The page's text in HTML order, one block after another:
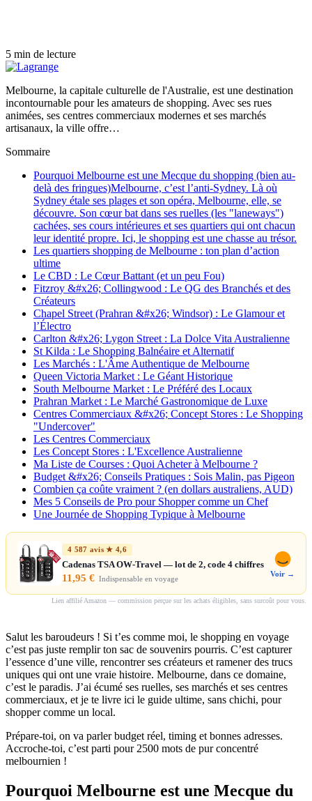
5 min de lecture
Melbourne, la capitale culturelle de l'Australie, est une destination
incontournable pour les amateurs de shopping. Avec ses rues
animées, ses centres commerciaux modernes et ses marchés
artisanaux, la ville offre…
Sommaire
Pourquoi Melbourne est une Mecque du shopping (bien au-
delà des fringues)Melbourne, c’est l’anti-Sydney. Là où
Sydney étale ses plages et son opéra, Melbourne, elle, se
découvre. Son cœur bat dans ses ruelles (les "laneways")
cachées, ses cours intérieures et ses quartiers qui ont chacun
leur identité propre. Ici, le shopping est une chasse au trésor.
Les quartiers shopping de Melbourne : ton plan d’action
ultime
Le CBD : Le Cœur Battant (et un peu Fou)
Fitzroy &#x26; Collingwood : Le QG des Branchés et des
Créateurs
Chapel Street (Prahran &#x26; Windsor) : Le Glamour et
l’Électro
Carlton &#x26; Lygon Street : La Dolce Vita Australienne
St Kilda : Le Shopping Balnéaire et Alternatif
Les Marchés : L'Âme Authentique de Melbourne
Queen Victoria Market : Le Géant Historique
South Melbourne Market : Le Préféré des Locaux
Prahran Market : Le Marché Gastronomique de Luxe
Centres Commerciaux &#x26; Concept Stores : Le Shopping
"Undercover"
Les Centres Commerciaux
Les Concept Stores : L'Excellence Australienne
Ma Liste de Courses : Quoi Acheter à Melbourne ?
Budget &#x26; Conseils Pratiques : Sois Malin, pas Pigeon
Combien ça coûte vraiment ? (en dollars australiens, AUD)
Mes 5 Conseils de Pro pour Shopper comme un Chef
Une Journée de Shopping Typique à Melbourne
4 587 avis ★ 4,6
Cadenas TSA OW-Travel — lot de 2, code 4 chiffres
11,95 € Indispensable en voyage
Voir →
Lien affilié Amazon — commission perçue sur les achats éligibles, sans surcoût pour vous.
Salut les baroudeurs ! Si t’es comme moi, le shopping en voyage
c’est pas juste remplir ton sac de souvenirs pourris. C’est capturer
l’essence d’une ville, rencontrer ses créateurs et ramener des trucs
uniques qui ont une vraie histoire. Melbourne, dans ce domaine,
c’est le paradis. J’ai écumé ses ruelles, ses marchés et ses centres
commerciaux, et je te livre ici le guide ultime, sans chichi, pour
shopper comme un local.
Prépare-toi, on va parler budget réel, timing et bonnes adresses.
Accroche-toi, c’est parti pour 2500 mots de pur concentré
melbournien !
Pourquoi Melbourne est une Mecque du